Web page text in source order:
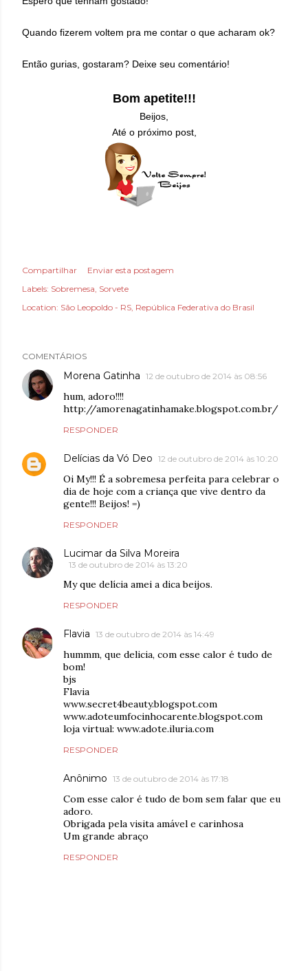
Quando fizerem voltem pra me contar o que acharam ok?
Então gurias, gostaram? Deixe seu comentário!
Bom apetite!!!
Beijos,
Até o próximo post,
Compartilhar
Enviar esta postagem
Labels: Sobremesa Sorvete
Location: São Leopoldo - RS, República Federativa do Brasil
COMENTÁRIOS
Morena Gatinha 12 de outubro de 2014 às 08:56
hum, adoro!!!!
http://amorenagatinhamake.blogspot.com.br/
RESPONDER
Delícias da Vó Deo 12 de outubro de 2014 às 10:20
Oi My!!! É a sobremesa perfeita para celebrar o
dia de hoje com a criança que vive dentro da
gente!!! Beijos! =)
RESPONDER
Lucimar da Silva Moreira
13 de outubro de 2014 às 13:20
My que delícia amei a dica beijos.
RESPONDER
Flavia 13 de outubro de 2014 às 14:49
hummm, que delicia, com esse calor é tudo de
bom!
bjs
Flavia
www.secret4beauty.blogspot.com
www.adoteumfocinhocarente.blogspot.com
loja virtual: www.adote.iluria.com
RESPONDER
Anônimo 13 de outubro de 2014 às 17:18
Com esse calor é tudo de bom sem falar que eu
adoro.
Obrigada pela visita amável e carinhosa
Um grande abraço
RESPONDER